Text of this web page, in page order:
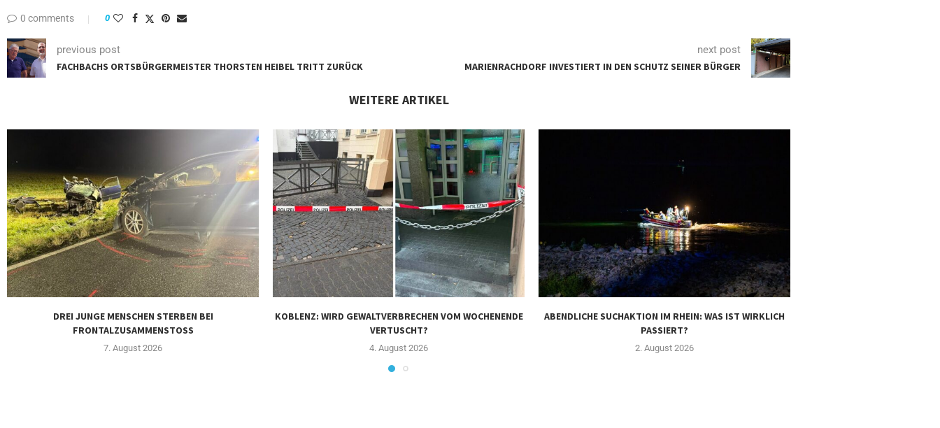
0 comments 0
previous post
FACHBACHS ORTSBÜRGERMEISTER THORSTEN HEIBEL TRITT ZURÜCK
next post
MARIENRACHDORF INVESTIERT IN DEN SCHUTZ SEINER BÜRGER
WEITERE ARTIKEL
DREI JUNGE MENSCHEN STERBEN BEI
FRONTALZUSAMMENSTOSS
7. August 2026
KOBLENZ: WIRD GEWALTVERBRECHEN VOM WOCHENENDE
VERTUSCHT?
4. August 2026
ABENDLICHE SUCHAKTION IM RHEIN: WAS IST WIRKLICH
PASSIERT?
2. August 2026